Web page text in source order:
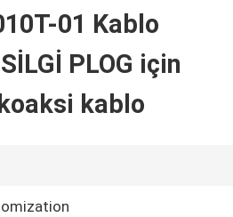
01 Kablo
PLOG için
kablo